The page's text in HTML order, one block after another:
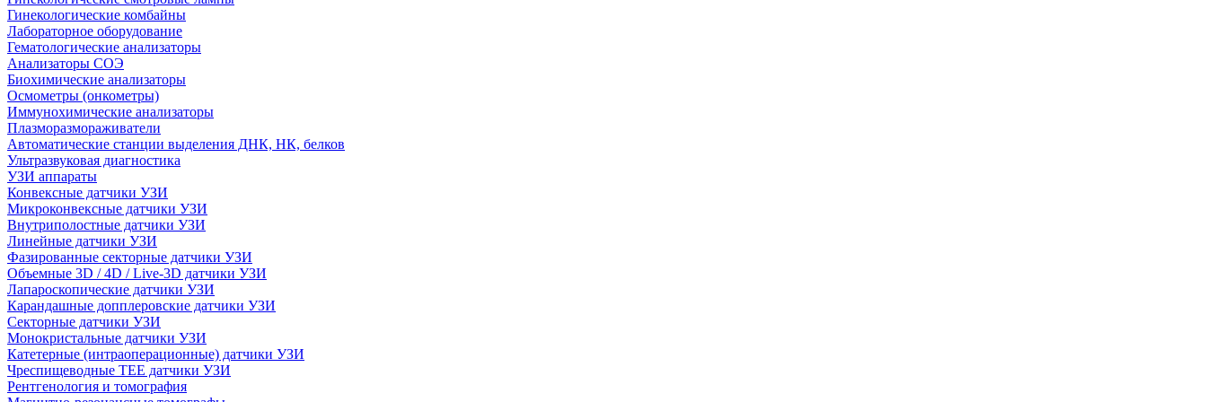
Гинекологические комбайны
Лабораторное оборудование
Гематологические анализаторы
Анализаторы СОЭ
Биохимические анализаторы
Осмометры (онкометры)
Иммунохимические анализаторы
Плазморазмораживатели
Автоматические станции выделения ДНК, НК, белков
Ультразвуковая диагностика
УЗИ аппараты
Конвексные датчики УЗИ
Микроконвексные датчики УЗИ
Внутриполостные датчики УЗИ
Линейные датчики УЗИ
Фазированные секторные датчики УЗИ
Объемные 3D / 4D / Live-3D датчики УЗИ
Лапароскопические датчики УЗИ
Карандашные допплеровские датчики УЗИ
Секторные датчики УЗИ
Монокристальные датчики УЗИ
Катетерные (интраоперационные) датчики УЗИ
Чреспищеводные TEE датчики УЗИ
Рентгенология и томография